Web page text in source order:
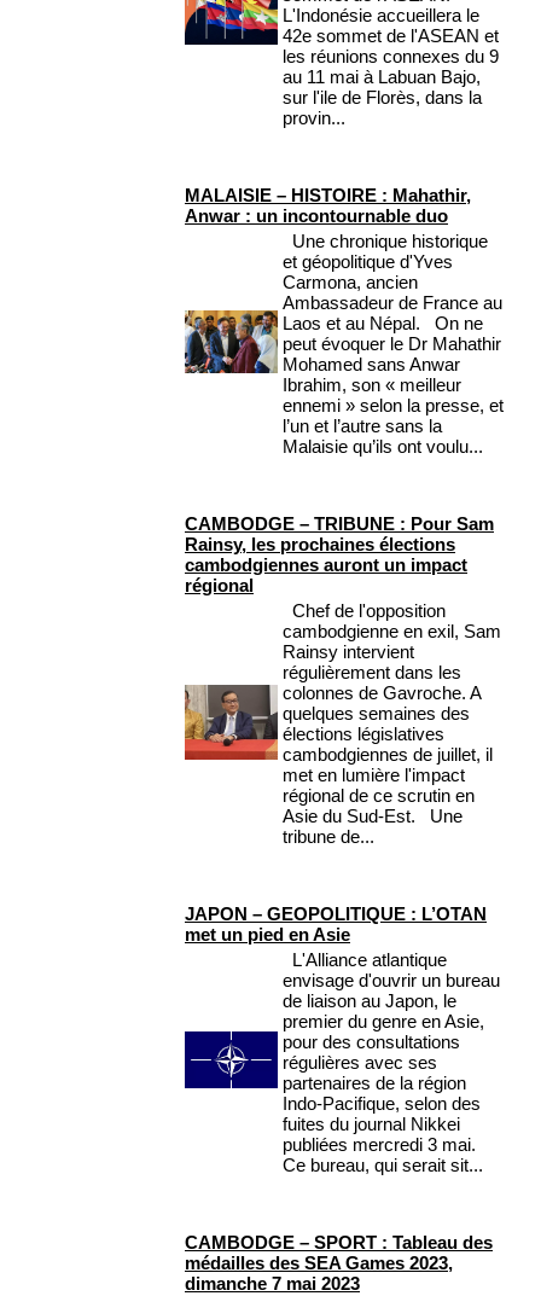
L'Indonésie accueillera le
42e sommet de l'ASEAN et
les réunions connexes du 9
au 11 mai à Labuan Bajo,
sur l'ile de Florès, dans la
provin...
MALAISIE – HISTOIRE : Mahathir,
Anwar : un incontournable duo
Une chronique historique
et géopolitique d'Yves
Carmona, ancien
Ambassadeur de France au
Laos et au Népal. On ne
peut évoquer le Dr Mahathir
Mohamed sans Anwar
Ibrahim, son « meilleur
ennemi » selon la presse, et
l’un et l’autre sans la
Malaisie qu’ils ont voulu...
CAMBODGE – TRIBUNE : Pour Sam
Rainsy, les prochaines élections
cambodgiennes auront un impact
régional
Chef de l'opposition
cambodgienne en exil, Sam
Rainsy intervient
régulièrement dans les
colonnes de Gavroche. A
quelques semaines des
élections législatives
cambodgiennes de juillet, il
met en lumière l'impact
régional de ce scrutin en
Asie du Sud-Est. Une
tribune de...
JAPON – GEOPOLITIQUE : L’OTAN
met un pied en Asie
L'Alliance atlantique
envisage d'ouvrir un bureau
de liaison au Japon, le
premier du genre en Asie,
pour des consultations
régulières avec ses
partenaires de la région
Indo-Pacifique, selon des
fuites du journal Nikkei
publiées mercredi 3 mai.
Ce bureau, qui serait sit...
CAMBODGE – SPORT : Tableau des
médailles des SEA Games 2023,
dimanche 7 mai 2023